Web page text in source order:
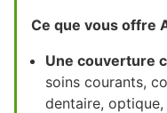
Ce que vous offre
Une couverture
soins courants,
dentaire,